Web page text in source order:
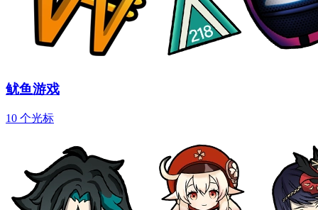
鱿鱼游戏
10 个光标